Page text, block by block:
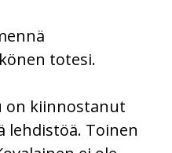
totesi.
on kiinnostanut
lehdistöä. Toinen